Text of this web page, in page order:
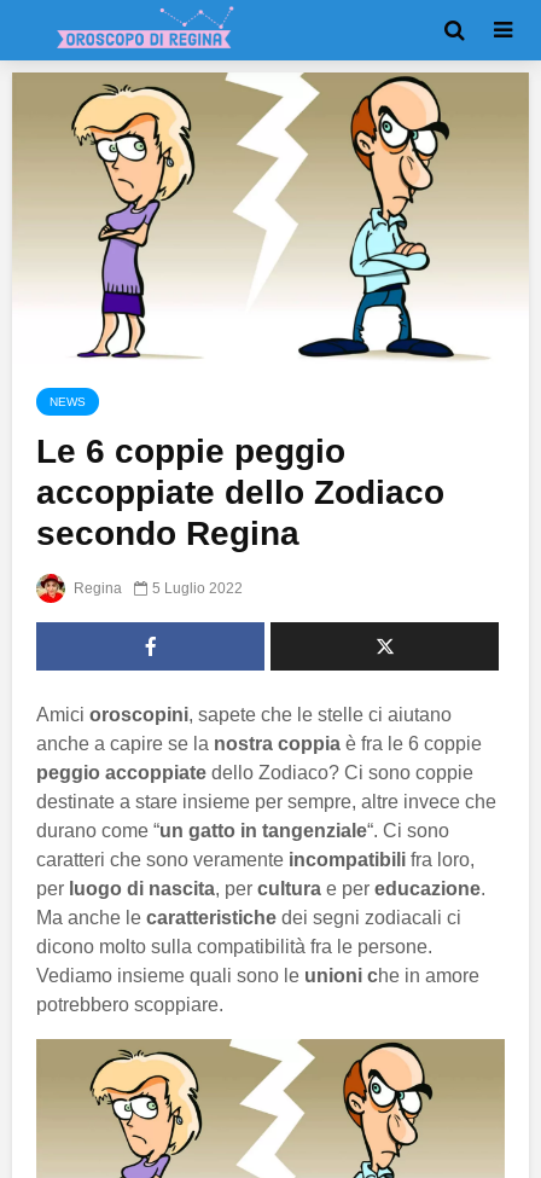
NEWS
Le 6 coppie peggio
accoppiate dello Zodiaco
secondo Regina
Regina 5 Luglio 2022
Amici oroscopini, sapete che le stelle ci aiutano
anche a capire se la nostra coppia è fra le 6 coppie
peggio accoppiate dello Zodiaco? Ci sono coppie
destinate a stare insieme per sempre, altre invece che
durano come “un gatto in tangenziale“. Ci sono
caratteri che sono veramente incompatibili fra loro,
per luogo di nascita, per cultura e per educazione.
Ma anche le caratteristiche dei segni zodiacali ci
dicono molto sulla compatibilità fra le persone.
Vediamo insieme quali sono le unioni che in amore
potrebbero scoppiare.